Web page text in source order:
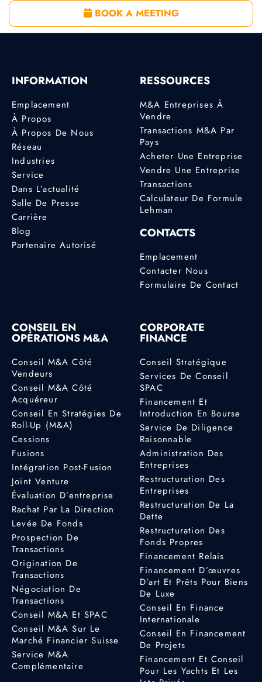
BOOK A MEETING
INFORMATION
Emplacement
À Propos
À Propos De Nous
Réseau
Industries
Service
Dans L’actualité
Salle De Presse
Carrière
Blog
Partenaire Autorisé
RESSOURCES
M&A Entreprises À
Vendre
Transactions M&A Par
Pays
Acheter Une Entreprise
Vendre Une Entreprise
Transactions
Calculateur De Formule
Lehman
CONTACTS
Emplacement
Contacter Nous
Formulaire De Contact
CONSEIL EN
OPÉRATIONS M&A
Conseil M&A Côté
Vendeurs
Conseil M&A Côté
Acquéreur
Conseil En Stratégies De
Roll-Up (M&A)
Cessions
Fusions
Intégration Post-Fusion
Joint Venture
Évaluation D’entreprise
Rachat Par La Direction
Levée De Fonds
Prospection De
Transactions
Origination De
Transactions
Négociation De
Transactions
Conseil M&A Et SPAC
Conseil M&A Sur Le
Marché Financier Suisse
Service M&A
Complémentaire
CORPORATE
FINANCE
Conseil Stratégique
Services De Conseil
SPAC
Financement Et
Introduction En Bourse
Service De Diligence
Raisonnable
Administration Des
Entreprises
Restructuration Des
Entreprises
Restructuration De La
Dette
Restructuration Des
Fonds Propres
Financement Relais
Financement D’œuvres
D’art Et Prêts Pour Biens
De Luxe
Conseil En Finance
Internationale
Conseil En Financement
De Projets
Financement Et Conseil
Pour Les Yachts Et Les